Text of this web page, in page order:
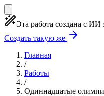
Эта работа создана с ИИ
Создать такую же
Главная
/
Работы
/
Одиннадцатые